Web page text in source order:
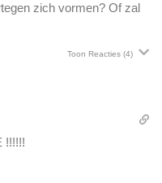
zich vormen? Of zal
Toon Reacties (4)
!!!!!!